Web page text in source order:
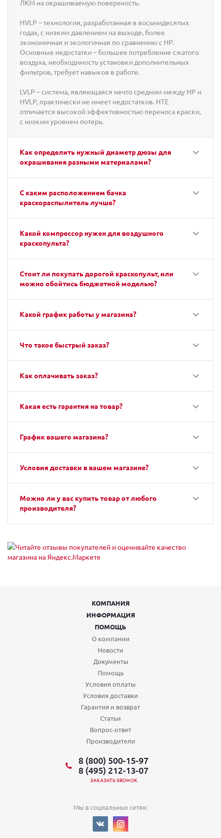
ЛКМ на окрашиваемую поверхность.
HVLP – технология, разработанная в восьмидесятых
годах, с низким давлением на выходе, более
экономичная и экологичная по сравнению с HP.
Основные недостатки – большее потребление сжатого
воздуха, необходимость установки дополнительных
фильтров, требует навыков в работе.
LVLP – система, являющаяся нечто средним между HP и
HVLP, практически не имеет недостатков. HTE
отличается высокой эффективностью переноса краски,
с низким уровнем потерь.
Как определить нужный диаметр дюзы для
окрашивания разными материалами?
С каким расположением бачка
краскораспылитель лучше?
Какой компрессор нужен для воздушного
краскопульта?
Стоит ли покупать дорогой краскопульт, или
можно обойтись бюджетной моделью?
Какой график работы у магазина?
Что такое быстрый заказ?
Как оплачивать заказ?
Какая есть гарантия на товар?
График вашего магазина?
Условия доставки в вашем магазине?
Можно ли у вас купить товар от любого
производителя?
КОМПАНИЯ
ИНФОРМАЦИЯ
ПОМОЩЬ
О компании
Новости
Документы
Помощь
Условия оплаты
Условия доставки
Гарантия и возврат
Статьи
Вопрос-ответ
Производители
8 (800) 500-15-97
8 (495) 212-13-07
ЗАКАЗАТЬ ЗВОНОК
Мы в социальных сетях: